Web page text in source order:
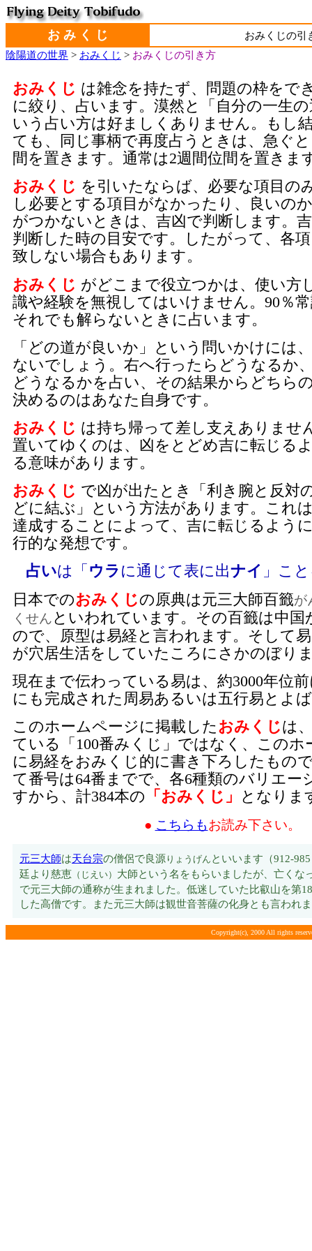
お み く じ
おみくじの引
陰陽道の世界 > おみくじ > おみくじの引き方
おみくじ は雑念を持たず、問題の枠をで
に絞り、占います。漠然と「自分の一生
いう占い方は好ましくありません。もし
ても、同じ事柄で再度占うときは、急ぐ
間を置きます。通常は2週間位間を置きま
おみくじ を引いたならば、必要な項目の
し必要とする項目がなかったり、良いの
がつかないときは、吉凶で判断します。
判断した時の目安です。したがって、各
致しない場合もあります。
おみくじ がどこまで役立つかは、使い方
識や経験を無視してはいけません。90％
それでも解らないときに占います。
「どの道が良いか」という問いかけには
ないでしょう。右へ行ったらどうなるか
どうなるかを占い、その結果からどちら
決めるのはあなた自身です。
おみくじ は持ち帰って差し支えありませ
置いてゆくのは、凶をとどめ吉に転じる
る意味があります。
おみくじ で凶が出たとき「利き腕と反対
どに結ぶ」という方法があります。これ
達成することによって、吉に転じるよう
行的な発想です。
占いは「 ウラ に通じて表に出ナイ 」こ
日本でのおみくじの原典は元三大師百籤が
くせんといわれています。その百籤は中国
ので、原型は易経と言われます。そして
が穴居生活をしていたころにさかのぼり
現在まで伝わっている易は、約3000年位
にも完成された周易あるいは五行易とよ
このホームページに掲載した おみくじは
ている「100番みくじ」ではなく、このホ
に易経をおみくじ的に書き下ろしたもの
て番号は64番までで、各6種類のバリエー
すから、計384本の 「おみくじ」 となり
● こちらもお読み下さい。
元三大師は天台宗の僧侶で良源りょうげん といいます（912-
廷より慈恵 （じえい） 大師という名をもらいましたが、亡くな
で元三大師の通称が生まれました。低迷していた比叡山を第
した高僧です。また元三大師は観世音菩薩の化身とも言われ
Copyright(c), 2000 All rights